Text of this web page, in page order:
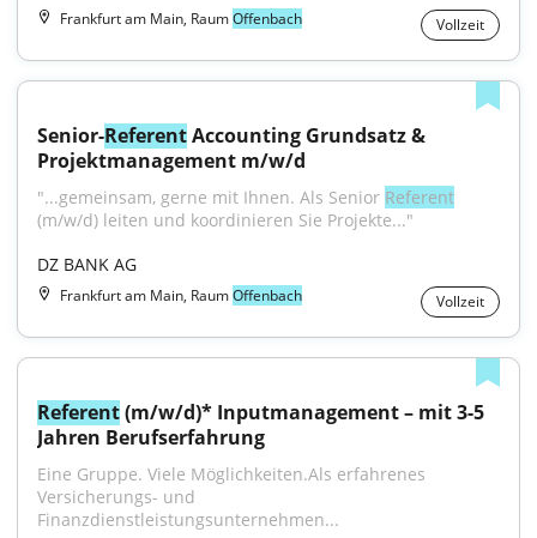
Frankfurt am Main, RaumOffenbach Vollzeit
Senior-Referent Accounting Grundsatz &
Projektmanagement m/w/d
"...gemeinsam, gerne mit Ihnen. Als Senior Referent
(m/w/d) leiten und koordinieren Sie Projekte..."
DZ BANK AG
Frankfurt am Main, RaumOffenbach Vollzeit
Referent (m/w/d)* Inputmanagement – mit 3-5
Jahren Berufserfahrung
Eine Gruppe. Viele Möglichkeiten.Als erfahrenes
Versicherungs- und
Finanzdienstleistungsunternehmen...